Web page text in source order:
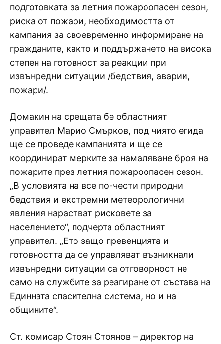
подготовката за летния пожароопасен сезон,
риска от пожари, необходимостта от
кампания за своевременно информиране на
гражданите, както и поддържането на висока
степен на готовност за реакции при
извънредни ситуации /бедствия, аварии,
пожари/.
Домакин на срещата бе областният
управител Марио Смърков, под чиято егида
ще се проведе кампанията и ще се
координират мерките за намаляване броя на
пожарите през летния пожароопасен сезон.
„В условията на все по-чести природни
бедствия и екстремни метеорологични
явления нарастват рисковете за
населението“, подчерта областният
управител. „Ето защо превенцията и
готовността да се управляват възникнали
извънредни ситуации са отговорност не
само на службите за реагиране от състава на
Единната спасителна система, но и на
общините“.
Ст. комисар Стоян Стоянов – директор на